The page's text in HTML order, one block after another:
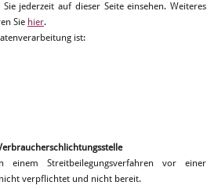
jederzeit auf dieser Seite einsehen. Weiteres
Sie hier.
ist:
Streitbeilegungsverfahren vor einer
verpflichtet und nicht bereit.